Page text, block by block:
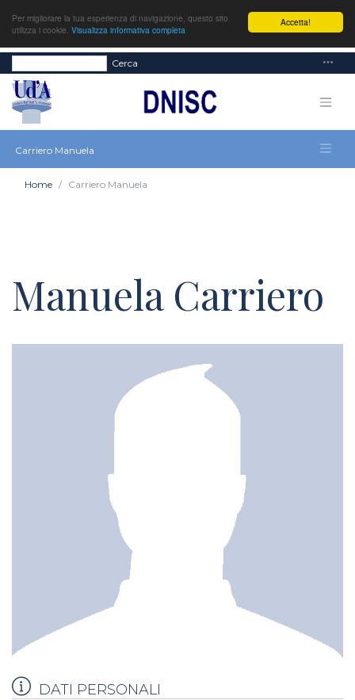
Accetta!
Per migliorare la tua esperienza di navigazione, questo sito
utilizza i cookie. Visualizza informativa completa
Cerca
Carriero Manuela
Home Carriero Manuela
Manuela Carriero
DATI PERSONALI